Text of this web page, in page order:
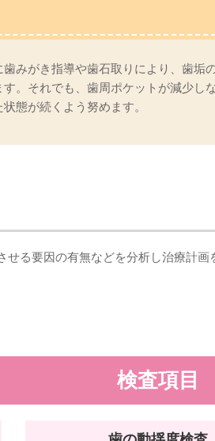
みがき指導や歯石取りにより、歯垢
。それでも、歯周ポケットが減少し
態が続くよう努めます。
る要因の有無などを分析し治療計画
検査項目